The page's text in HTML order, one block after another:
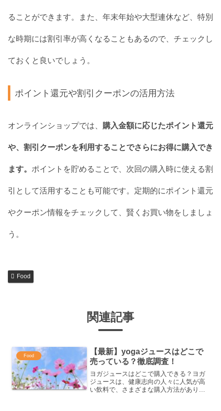
ることができます。また、年末年始や大型連休など、特別
な時期には割引率が高くなることもあるので、チェックし
ておくと良いでしょう。
ポイント還元や割引クーポンの活用方法
オンラインショップでは、 購入金額に応じたポイント還元
や、割引クーポンを利用することでさらにお得に購入でき
ます。 ポイントを貯めることで、次回の購入時に使える割
引として活用することも可能です。定期的にポイント還元
やクーポン情報をチェックして、賢くお買い物をしましょ
う。
Food
関連記事
Food
【最新】yogaジュースはどこで
売っている？徹底調査！
ヨガジュースはどこで購入できる？ヨガ
ジュースは、健康志向の人々に人気が高
い飲料で、さまざまな購入方法がありま